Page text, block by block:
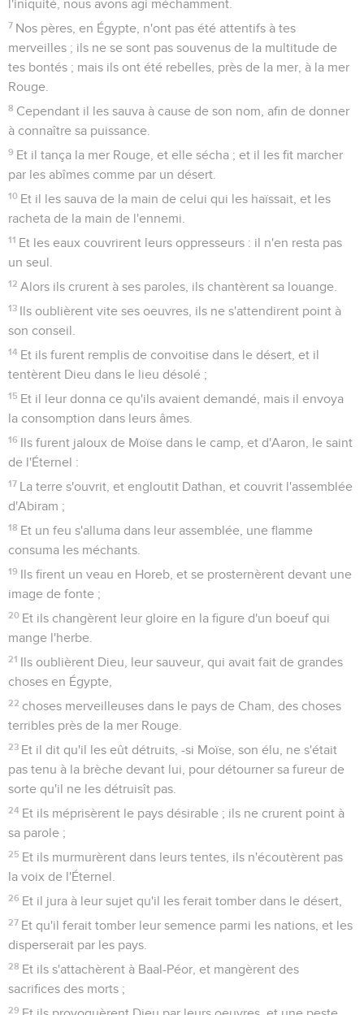
l'iniquité, nous avons agi méchamment.
7 Nos pères, en Égypte, n'ont pas été attentifs à tes
merveilles ; ils ne se sont pas souvenus de la multitude de
tes bontés ; mais ils ont été rebelles, près de la mer, à la mer
Rouge.
8 Cependant il les sauva à cause de son nom, afin de donner
à connaître sa puissance.
9 Et il tança la mer Rouge, et elle sécha ; et il les fit marcher
par les abîmes comme par un désert.
10 Et il les sauva de la main de celui qui les haïssait, et les
racheta de la main de l'ennemi.
11 Et les eaux couvrirent leurs oppresseurs : il n'en resta pas
un seul.
12 Alors ils crurent à ses paroles, ils chantèrent sa louange.
13 Ils oublièrent vite ses oeuvres, ils ne s'attendirent point à
son conseil.
14 Et ils furent remplis de convoitise dans le désert, et il
tentèrent Dieu dans le lieu désolé ;
15 Et il leur donna ce qu'ils avaient demandé, mais il envoya
la consomption dans leurs âmes.
16 Ils furent jaloux de Moïse dans le camp, et d'Aaron, le saint
de l'Éternel :
17 La terre s'ouvrit, et engloutit Dathan, et couvrit l'assemblée
d'Abiram ;
18 Et un feu s'alluma dans leur assemblée, une flamme
consuma les méchants.
19 Ils firent un veau en Horeb, et se prosternèrent devant une
image de fonte ;
20 Et ils changèrent leur gloire en la figure d'un boeuf qui
mange l'herbe.
21 Ils oublièrent Dieu, leur sauveur, qui avait fait de grandes
choses en Égypte,
22 choses merveilleuses dans le pays de Cham, des choses
terribles près de la mer Rouge.
23 Et il dit qu'il les eût détruits, -si Moïse, son élu, ne s'était
pas tenu à la brèche devant lui, pour détourner sa fureur de
sorte qu'il ne les détruisît pas.
24 Et ils méprisèrent le pays désirable ; ils ne crurent point à
sa parole ;
25 Et ils murmurèrent dans leurs tentes, ils n'écoutèrent pas
la voix de l'Éternel.
26 Et il jura à leur sujet qu'il les ferait tomber dans le désert,
27 Et qu'il ferait tomber leur semence parmi les nations, et les
disperserait par les pays.
28 Et ils s'attachèrent à Baal-Péor, et mangèrent des
sacrifices des morts ;
29